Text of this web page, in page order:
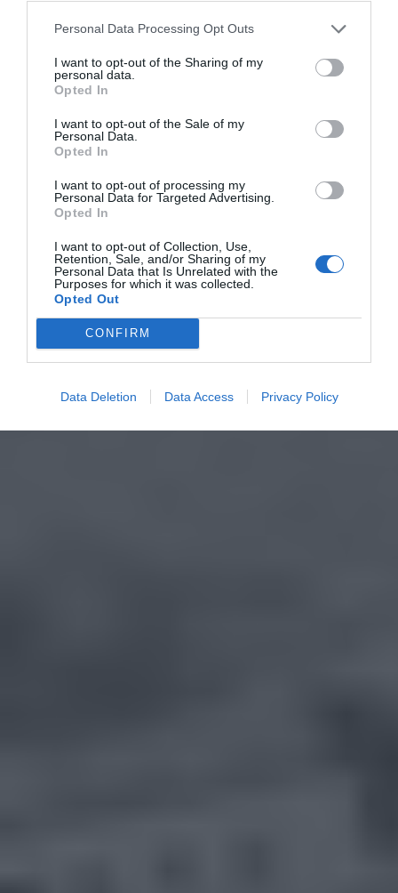
Personal Data Processing Opt Outs
I want to opt-out of the Sharing of my
personal data.
Opted In
I want to opt-out of the Sale of my
Personal Data.
Opted In
I want to opt-out of processing my
Personal Data for Targeted Advertising.
Opted In
I want to opt-out of Collection, Use,
Retention, Sale, and/or Sharing of my
Personal Data that Is Unrelated with the
Purposes for which it was collected.
Opted Out
CONFIRM
Data Deletion Data Access Privacy Policy